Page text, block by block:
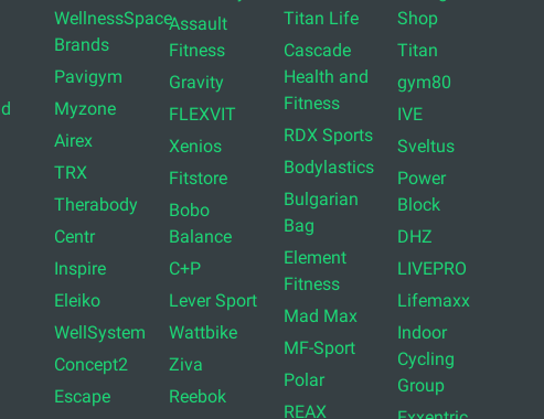
WellnessSpace
Brands
Pavigym
Myzone
Airex
TRX
Therabody
Centr
Inspire
Eleiko
WellSystem
Concept2
Escape
Assault
Fitness
Gravity
FLEXVIT
Xenios
Fitstore
Bobo
Balance
C+P
Lever Sport
Wattbike
Ziva
Reebok
Titan Life
Cascade
Health and
Fitness
RDX Sports
Bodylastics
Bulgarian
Bag
Element
Fitness
Mad Max
MF-Sport
Polar
REAX
Shop
Titan
gym80
IVE
Sveltus
Power
Block
DHZ
LIVEPRO
Lifemaxx
Indoor
Cycling
Group